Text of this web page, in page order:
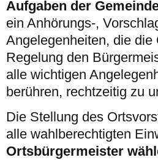
Aufgaben der
ein Anhörungs-,
Angelegenheiten, die
Regelung den
alle wichtigen
berühren, rechtzeitig zu
Die Stellung des
alle wahlberechtigten
Ortsbürgermeister